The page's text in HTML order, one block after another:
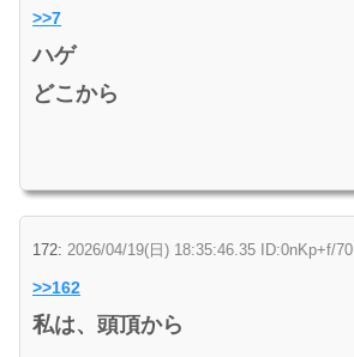
>>7
ハゲ
どこから
172: 2026/04/19(日) 18:35:46.35 ID:0nKp+f/70
>>162
私は、頭頂から